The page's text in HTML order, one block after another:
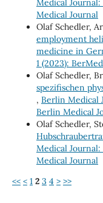
Medical Journal:
Medical Journal
Olaf Schedler,
employment
medicine in
1 (2023):
Olaf Schedler,
spezifischen
, Berlin Medical
Berlin Medical
Olaf Schedler,
Medical Journal:
Medical Journal
<< < 1 2 3 4 > >>